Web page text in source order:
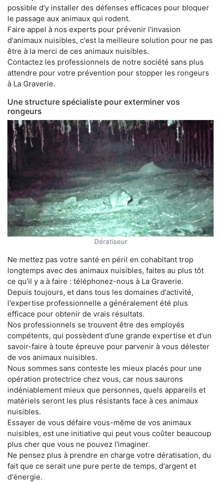
possible d'y installer des défenses efficaces pour bloquer
le passage aux animaux qui rodent.
Faire appel à nos experts pour prévenir l'invasion
d'animaux nuisibles, c'est la meilleure solution pour ne pas
être à la merci de ces animaux nuisibles.
Contactez les professionnels de notre société sans plus
attendre pour votre prévention pour stopper les rongeurs
à La Graverie.
Une structure spécialiste pour exterminer vos
rongeurs
Dératiseur
Ne mettez pas votre santé en péril en cohabitant trop
longtemps avec des animaux nuisibles, faites au plus tôt
ce qu'il y a à faire : téléphonez-nous à La Graverie.
Depuis toujours, et dans tous les domaines d'activité,
l'expertise professionnelle a généralement été plus
efficace pour obtenir de vrais résultats.
Nos professionnels se trouvent être des employés
compétents, qui possèdent d'une grande expertise et d'un
savoir-faire à toute épreuve pour parvenir à vous délester
de vos animaux nuisibles.
Nous sommes sans conteste les mieux placés pour une
opération protectrice chez vous, car nous saurons
indéniablement mieux que personnes, quels appareils et
matériels seront les plus résistants face à ces animaux
nuisibles.
Essayer de vous défaire vous-même de vos animaux
nuisibles, est une initiative qui peut vous coûter beaucoup
plus cher que vous ne pouvez l'imaginer.
Ne pensez plus à prendre en charge votre dératisation, du
fait que ce serait une pure perte de temps, d'argent et
d'énergie.